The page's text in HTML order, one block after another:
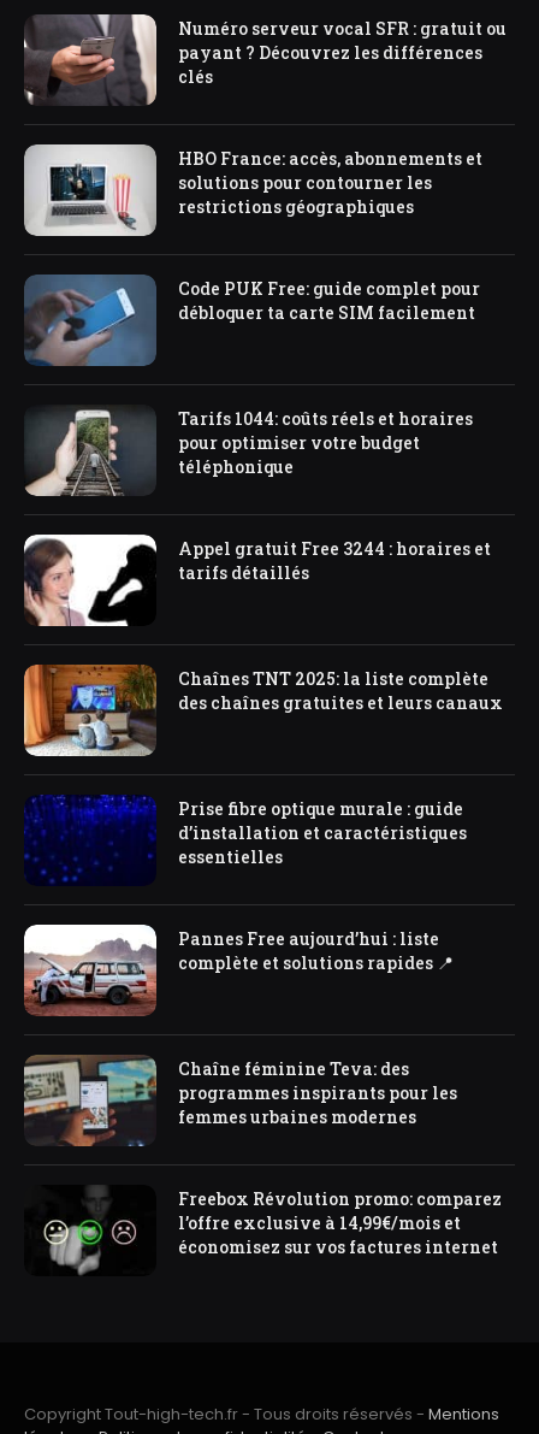
Numéro serveur vocal SFR : gratuit ou
payant ? Découvrez les différences
clés
HBO France: accès, abonnements et
solutions pour contourner les
restrictions géographiques
Code PUK Free: guide complet pour
débloquer ta carte SIM facilement
Tarifs 1044: coûts réels et horaires
pour optimiser votre budget
téléphonique
Appel gratuit Free 3244 : horaires et
tarifs détaillés
Chaînes TNT 2025: la liste complète
des chaînes gratuites et leurs canaux
Prise fibre optique murale : guide
d’installation et caractéristiques
essentielles
Pannes Free aujourd’hui : liste
complète et solutions rapides 📍
Chaîne féminine Teva: des
programmes inspirants pour les
femmes urbaines modernes
Freebox Révolution promo: comparez
l’offre exclusive à 14,99€/mois et
économisez sur vos factures internet
Copyright Tout-high-tech.fr - Tous droits réservés - Mentions